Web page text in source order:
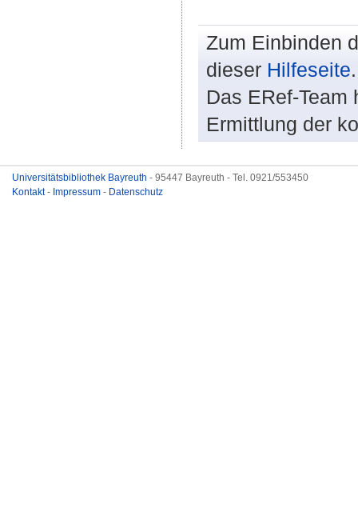
Zum Einbinden
dieser Hilfeseite.
Das ERef-
Ermittlung der
Universitätsbibliothek Bayreuth - 95447 Bayreuth - Tel. 0921/553450
Kontakt- Impressum - Datenschutz